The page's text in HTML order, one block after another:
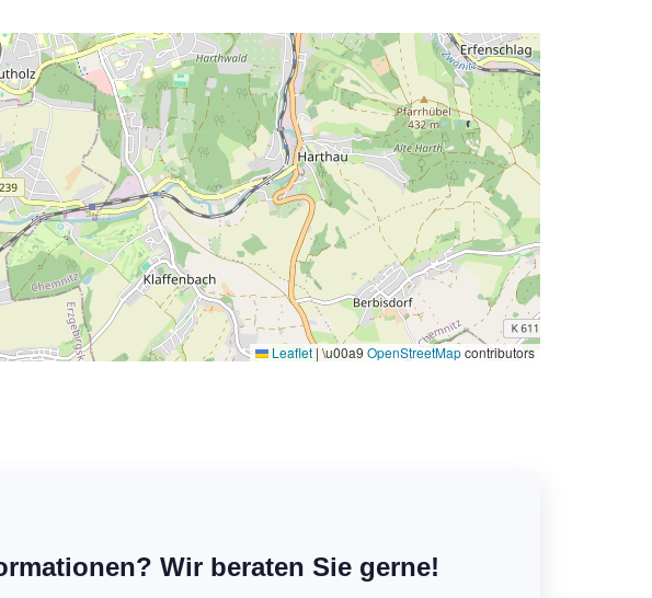
Leaflet |\u00a9 OpenStreetMapcontributors
Wir beraten Sie gerne!